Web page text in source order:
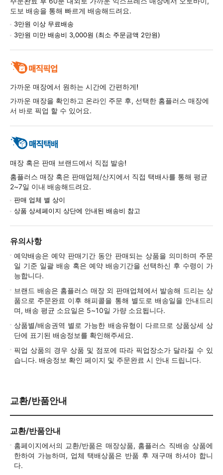
도보 배송을 통해 빠르게 배송해드려요.
3만원 이상 무료배송
3만원 미만 배송비 3,000원 (최소 주문금액 2만원)
가까운 매장에서 원하는 시간에 간편하게!
가까운 매장을 확인하고 온라인 주문 후, 선택한 홈플러스 매장에
서 바로 픽업 할 수 있어요.
매장 혹은 판매 브랜드에서 직접 발송!
홈플러스 매장 혹은 판매업체/산지에서 직접 택배사를 통해 평균
2~7일 이내 배송해드려요.
판매 업체 별 상이
상품 상세페이지 상단에 안내된 배송비 참고
유의사항
예약배송은 예약 판매기간 동안 판매되는 상품을 의미하며 주문
일 기준 일괄 배송 혹은 예약 배송기간을 선택하신 후 수령이 가
능합니다.
브랜드 배송은 홈플러스 매장 외 판매업체에서 발송해 드리는 상
품으로 주문완료 이후 해피콜을 통해 별도로 배송일을 안내드리
며, 배송 평균 소요일은 5~10일 가량 소요됩니다.
상품별/배송권역 별로 가능한 배송유형이 다르므로 상품상세 상
단에 표기된 배송정보를 확인해주세요.
픽업 상품의 경우 상품 및 점포에 따라 픽업장소가 달라질 수 있
습니다. 배송정보 확인 페이지 및 주문완료 시 안내 드립니다.
교환/반품안내
교환/반품안내
홈페이지에서의 교환/반품은 매장상품, 홈플러스 직배송 상품에
한하여 가능하며, 업체 택배상품은 반품 후 재구매 하셔야 합니
다.